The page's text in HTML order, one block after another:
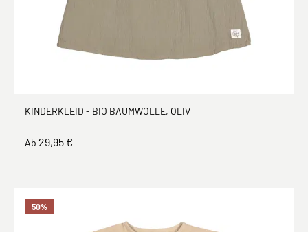
KINDERKLEID - BIO BAUMWOLLE, OLIV
Ab 29,95 €
50%